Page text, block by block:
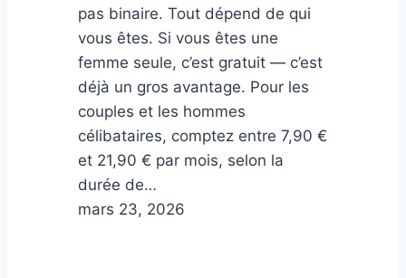
pas binaire. Tout dépend de qui
vous êtes. Si vous êtes une
femme seule, c’est gratuit — c’est
déjà un gros avantage. Pour les
couples et les hommes
célibataires, comptez entre 7,90 €
et 21,90 € par mois, selon la
durée de…
mars 23, 2026